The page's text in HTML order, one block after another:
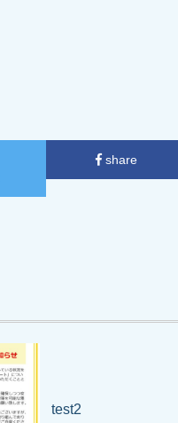
share
test2